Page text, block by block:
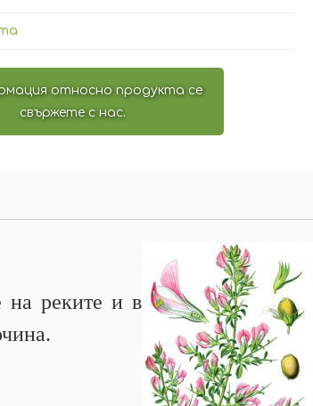
относно продукта се
свържете с нас.
на реките и в